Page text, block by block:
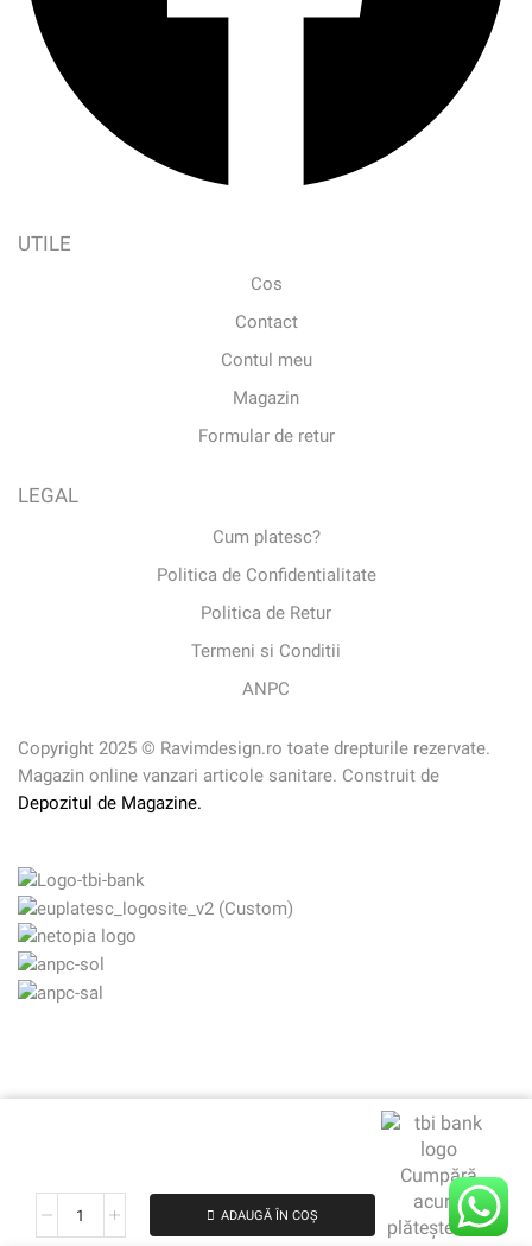
UTILE
Cos
Contact
Contul meu
Magazin
Formular de retur
LEGAL
Cum platesc?
Politica de Confidentialitate
Politica de Retur
Termeni si Conditii
ANPC
Copyright 2025 © Ravimdesign.ro toate drepturile rezervate.
Magazin online vanzari articole sanitare. Construit de
Depozitul de Magazine.
ADAUGĂ ÎN COȘ
Cumpără
acum,
plătește mai